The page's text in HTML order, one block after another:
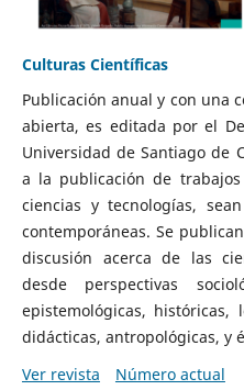
Culturas Científicas
Publicación anual y con una
abierta, es editada por el
Universidad de Santiago de
a la publicación de
ciencias y tecnologías,
contemporáneas. Se
discusión acerca de las
desde perspectivas
epistemológicas, históricas,
didácticas, antropológicas, y
Ver revista
Número actual